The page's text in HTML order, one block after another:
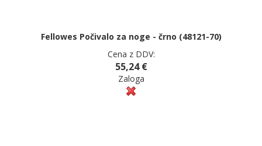
Fellowes Počivalo za noge - črno (48121-70)
Cena z DDV:
55,24 €
Zaloga